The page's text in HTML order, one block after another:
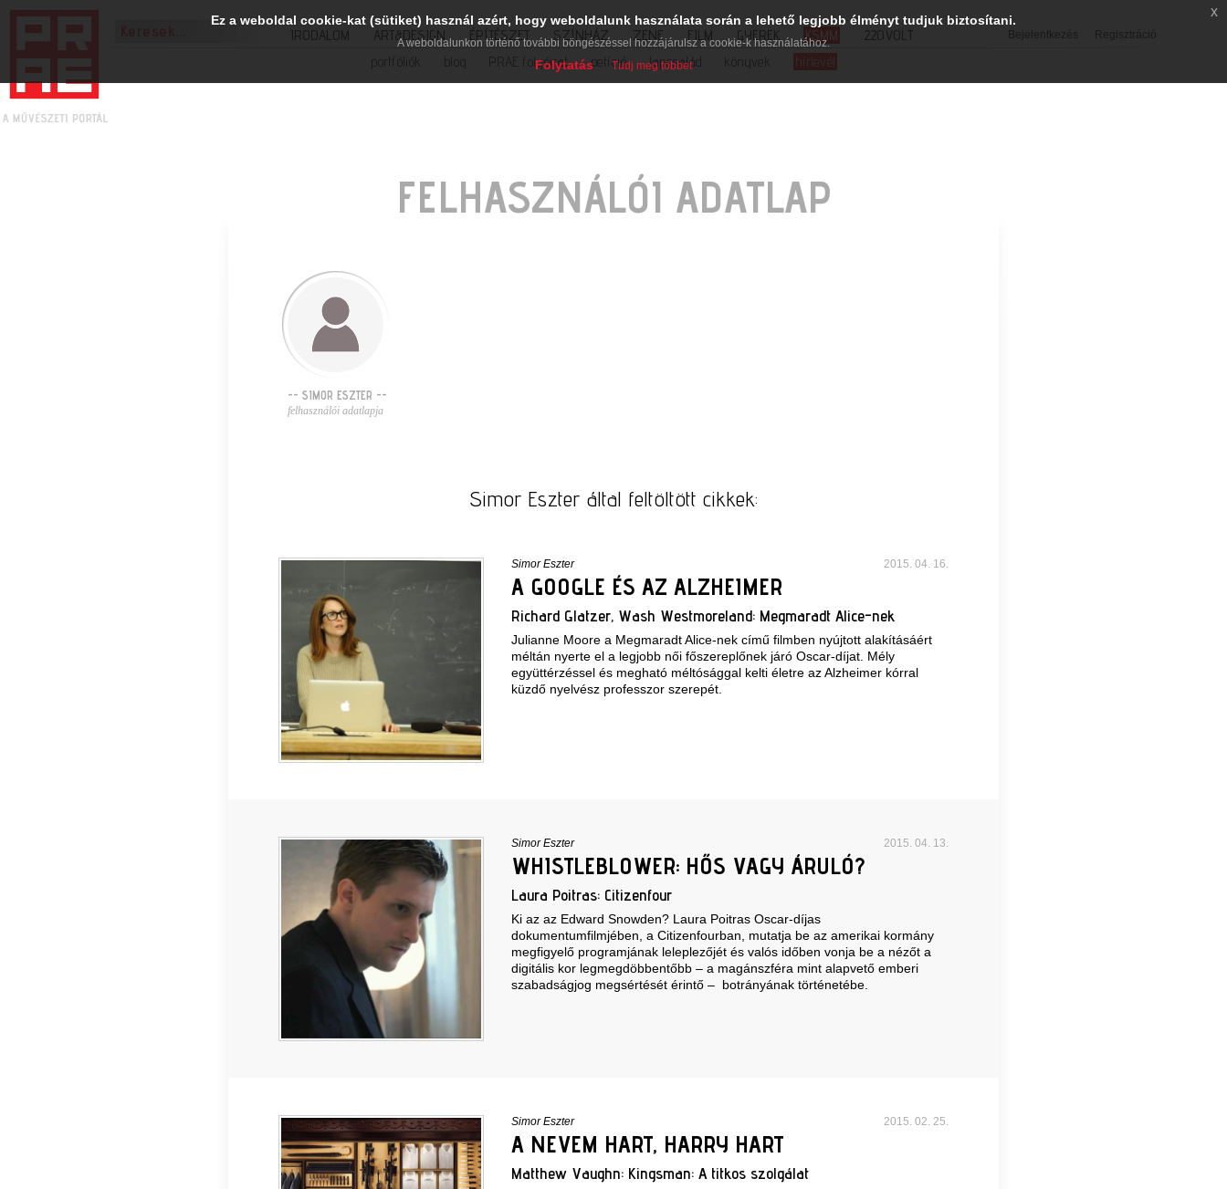
Bejelentkezés Regisztráció
IRODALOM ART&DESIGN ÉPÍTÉSZET SZÍNHÁZ ZENE FILM GYEREK KSMM
220VOLT
portfóliók
PRAE folyóirat petíció lapcsalád könyvek hírlevél
FELHASZNÁLÓI ADATLAP
-- SIMOR ESZTER --
felhasználói adatlapja
Simor Eszter által feltöltött cikkek:
Simor Eszter 2015. 04. 16.
A GOOGLE ÉS AZ ALZHEIMER
Richard Glatzer, Wash Westmoreland: Megmaradt Alice-nek
Julianne Moore a Megmaradt Alice-nek című filmben nyújtott alakításáért
méltán nyerte el a legjobb női főszereplőnek járó Oscar-díjat. Mély
együttérzéssel és megható méltósággal kelti életre az Alzheimer kórral
küzdő nyelvész professzor szerepét.
Simor Eszter 2015. 04. 13.
WHISTLEBLOWER: HŐS VAGY ÁRULÓ?
Laura Poitras: Citizenfour
Ki az az Edward Snowden? Laura Poitras Oscar-díjas
dokumentumfilmjében, a Citizenfourban, mutatja be az amerikai kormány
megfigyelő programjának leleplezőjét és valós időben vonja be a nézőt a
digitális kor legmegdöbbentőbb – a magánszféra mint alapvető emberi
szabadságjog megsértését érintő – botrányának történetébe.
Simor Eszter 2015. 02. 25.
A NEVEM HART, HARRY HART
Matthew Vaughn: Kingsman: A titkos szolgálat
Ez a weboldal cookie-kat (sütiket) használ azért, hogy weboldalunk használata során a lehető legjobb élményt tudjuk biztosítani.
A weboldalunkon történő további böngészéssel hozzájárulsz a cookie-k használatához.
Folytatás Tudj meg többet
x